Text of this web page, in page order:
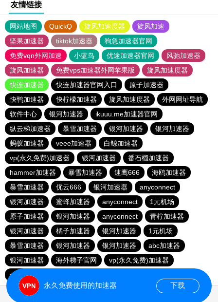
友情链接
网站地图 QuickQ 旋风加速度器
旋风加速
坚果加速器
tiktok加速器
狗急加速器官网
免费vqn外网加速
小蓝鸟 优途加速器官网
风驰加速器
旋风加速器
免费vps加速器外网苹果版
旋风加速度器
快连加速器
快连加速器官网入口
原子加速器
快鸭加速器
快柠檬加速器 旋风加速度器
外网网址导航
软件中心
银河加速器
ikuuu.me加速器官网
纵云梯加速器
暴雪加速器 银河加速器
银河加速器
蚂蚁加速器
veee加速器
白鲸加速器
vp(永久免费)加速器
银河加速器
番石榴加速器
hammer加速器
暴雪加速器 速鹰666
海鸥加速器
暴雪加速器
优云666 银河加速器
anyconnect
银河加速器
蜜蜂加速器 anyconnect
1元机场
原子加速器
银河加速器 anyconnect
青柠加速器
银河加速器
橘子加速器 银河加速器
1元机场
暴雪加速器
银河加速器 银河加速器
abc加速器
银河加速器
海外梯子官网
vp(永久免费)加速器
vp(永久免费)加速器
永久免费使用的加速器 下载